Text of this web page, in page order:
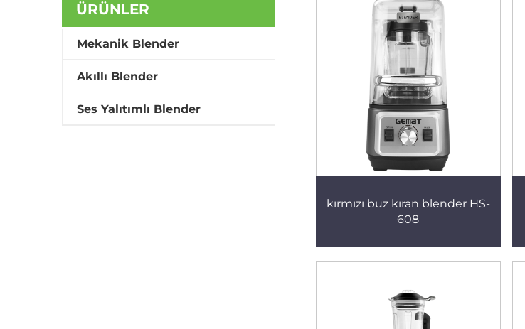
ÜRÜNLER
Mekanik Blender
Akıllı Blender
Ses Yalıtımlı Blender
kırmızı buz kıran blender HS-
608